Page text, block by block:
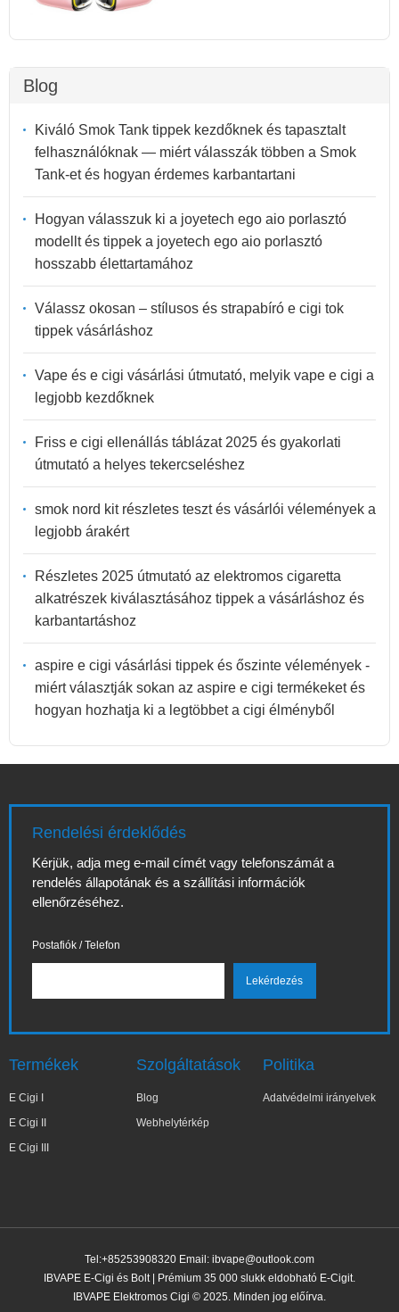
Blog
Kiváló Smok Tank tippek kezdőknek és tapasztalt
felhasználóknak — miért válasszák többen a Smok
Tank-et és hogyan érdemes karbantartani
Hogyan válasszuk ki a joyetech ego aio porlasztó
modellt és tippek a joyetech ego aio porlasztó
hosszabb élettartamához
Válassz okosan – stílusos és strapabíró e cigi tok
tippek vásárláshoz
Vape és e cigi vásárlási útmutató, melyik vape e cigi a
legjobb kezdőknek
Friss e cigi ellenállás táblázat 2025 és gyakorlati
útmutató a helyes tekercseléshez
smok nord kit részletes teszt és vásárlói vélemények a
legjobb árakért
Részletes 2025 útmutató az elektromos cigaretta
alkatrészek kiválasztásához tippek a vásárláshoz és
karbantartáshoz
aspire e cigi vásárlási tippek és őszinte vélemények -
miért választják sokan az aspire e cigi termékeket és
hogyan hozhatja ki a legtöbbet a cigi élményből
Rendelési érdeklődés
Kérjük, adja meg e-mail címét vagy telefonszámát a
rendelés állapotának és a szállítási információk
ellenőrzéséhez.
Postafiók / Telefon
Termékek
E Cigi I
E Cigi II
E Cigi III
Szolgáltatások
Blog
Webhelytérkép
Politika
Adatvédelmi irányelvek
Tel:+85253908320 Email: ibvape@outlook.com
IBVAPE E-Cigi és Bolt | Prémium 35 000 slukk eldobható E-Cigit.
IBVAPE Elektromos Cigi © 2025. Minden jog előírva.
✕
Zo***ia